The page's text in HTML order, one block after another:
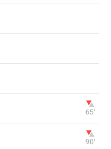
65‎’‎
90‎’‎